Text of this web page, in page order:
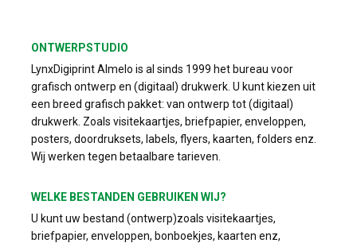
ONTWERPSTUDIO
LynxDigiprint Almelo is al sinds 1999 het bureau voor
grafisch ontwerp en (digitaal) drukwerk. U kunt kiezen uit
een breed grafisch pakket: van ontwerp tot (digitaal)
drukwerk. Zoals visitekaartjes, briefpapier, enveloppen,
posters, doordruksets, labels, flyers, kaarten, folders enz.
Wij werken tegen betaalbare tarieven.
WELKE BESTANDEN GEBRUIKEN WIJ?
U kunt uw bestand (ontwerp)zoals visitekaartjes,
briefpapier, enveloppen, bonboekjes, kaarten enz,